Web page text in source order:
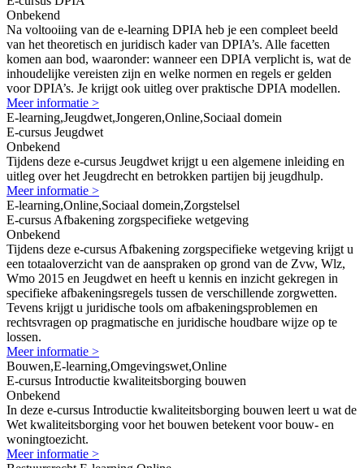
Onbekend
Na voltooiing van de e-learning DPIA heb je een compleet beeld
van het theoretisch en juridisch kader van DPIA’s. Alle facetten
komen aan bod, waaronder: wanneer een DPIA verplicht is, wat de
inhoudelijke vereisten zijn en welke normen en regels er gelden
voor DPIA’s. Je krijgt ook uitleg over praktische DPIA modellen.
Meer informatie >
E-learning,Jeugdwet,Jongeren,Online,Sociaal domein
E-cursus Jeugdwet
Onbekend
Tijdens deze e-cursus Jeugdwet krijgt u een algemene inleiding en
uitleg over het Jeugdrecht en betrokken partijen bij jeugdhulp.
Meer informatie >
E-learning,Online,Sociaal domein,Zorgstelsel
E-cursus Afbakening zorgspecifieke wetgeving
Onbekend
Tijdens deze e-cursus Afbakening zorgspecifieke wetgeving krijgt u
een totaaloverzicht van de aanspraken op grond van de Zvw, Wlz,
Wmo 2015 en Jeugdwet en heeft u kennis en inzicht gekregen in
specifieke afbakeningsregels tussen de verschillende zorgwetten.
Tevens krijgt u juridische tools om afbakeningsproblemen en
rechtsvragen op pragmatische en juridische houdbare wijze op te
lossen.
Meer informatie >
Bouwen,E-learning,Omgevingswet,Online
E-cursus Introductie kwaliteitsborging bouwen
Onbekend
In deze e-cursus Introductie kwaliteitsborging bouwen leert u wat de
Wet kwaliteitsborging voor het bouwen betekent voor bouw- en
woningtoezicht.
Meer informatie >